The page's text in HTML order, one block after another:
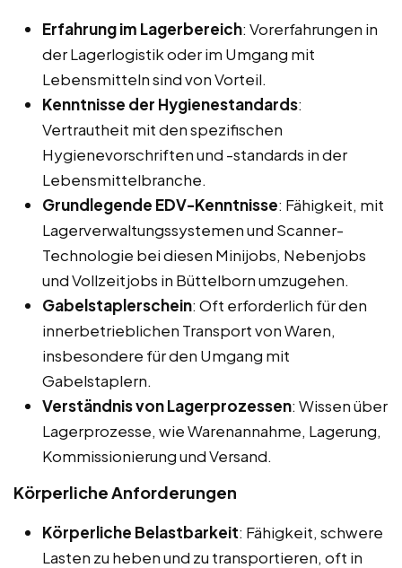
Erfahrung im Lagerbereich: Vorerfahrungen in
der Lagerlogistik oder im Umgang mit
Lebensmitteln sind von Vorteil.
Kenntnisse der Hygienestandards:
Vertrautheit mit den spezifischen
Hygienevorschriften und -standards in der
Lebensmittelbranche.
Grundlegende EDV-Kenntnisse: Fähigkeit, mit
Lagerverwaltungssystemen und Scanner-
Technologie bei diesen Minijobs, Nebenjobs
und Vollzeitjobs in Büttelborn umzugehen.
Gabelstaplerschein: Oft erforderlich für den
innerbetrieblichen Transport von Waren,
insbesondere für den Umgang mit
Gabelstaplern.
Verständnis von Lagerprozessen: Wissen über
Lagerprozesse, wie Warenannahme, Lagerung,
Kommissionierung und Versand.
Körperliche Anforderungen
Körperliche Belastbarkeit: Fähigkeit, schwere
Lasten zu heben und zu transportieren, oft in